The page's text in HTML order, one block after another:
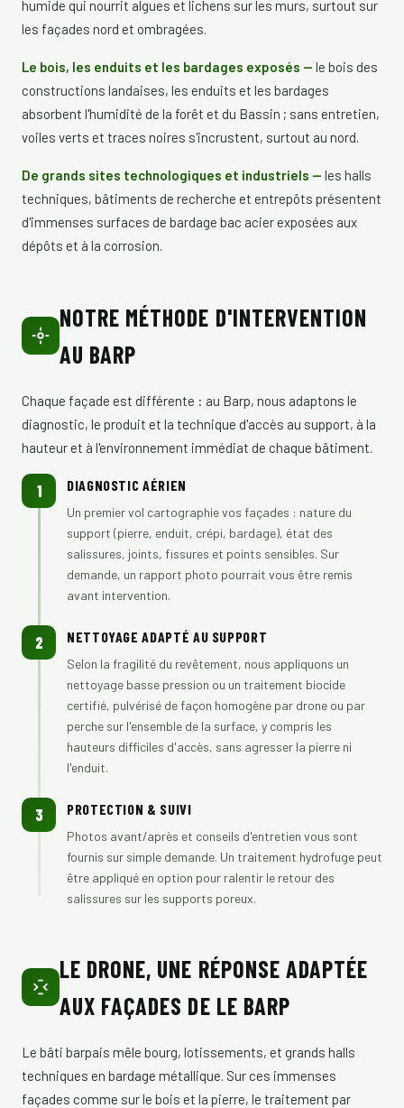
humide qui nourrit algues et lichens sur les murs, surtout sur
les façades nord et ombragées.
Le bois, les enduits et les bardages exposés — le bois des
constructions landaises, les enduits et les bardages
absorbent l'humidité de la forêt et du Bassin ; sans entretien,
voiles verts et traces noires s'incrustent, surtout au nord.
De grands sites technologiques et industriels — les halls
techniques, bâtiments de recherche et entrepôts présentent
d'immenses surfaces de bardage bac acier exposées aux
dépôts et à la corrosion.
NOTRE MÉTHODE D'INTERVENTION
AU BARP
Chaque façade est différente : au Barp, nous adaptons le
diagnostic, le produit et la technique d'accès au support, à la
hauteur et à l'environnement immédiat de chaque bâtiment.
1 DIAGNOSTIC AÉRIEN
Un premier vol cartographie vos façades : nature du
support (pierre, enduit, crépi, bardage), état des
salissures, joints, fissures et points sensibles. Sur
demande, un rapport photo pourrait vous être remis
avant intervention.
2 NETTOYAGE ADAPTÉ AU SUPPORT
Selon la fragilité du revêtement, nous appliquons un
nettoyage basse pression ou un traitement biocide
certifié, pulvérisé de façon homogène par drone ou par
perche sur l'ensemble de la surface, y compris les
hauteurs difficiles d'accès, sans agresser la pierre ni
l'enduit.
3 PROTECTION & SUIVI
Photos avant/après et conseils d'entretien vous sont
fournis sur simple demande. Un traitement hydrofuge peut
être appliqué en option pour ralentir le retour des
salissures sur les supports poreux.
LE DRONE, UNE RÉPONSE ADAPTÉE
AUX FAÇADES DE LE BARP
Le bâti barpais mêle bourg, lotissements, et grands halls
techniques en bardage métallique. Sur ces immenses
façades comme sur le bois et la pierre, le traitement par